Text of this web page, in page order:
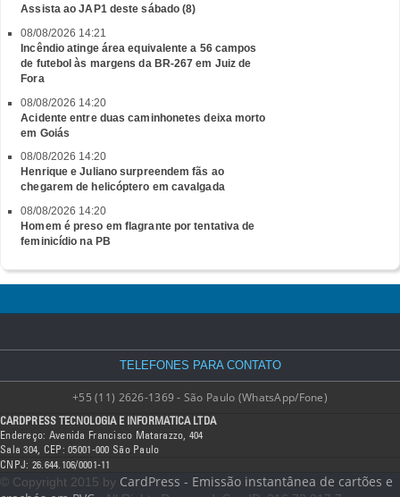
Assista ao JAP1 deste sábado (8)
08/08/2026 14:21
Incêndio atinge área equivalente a 56 campos
de futebol às margens da BR-267 em Juiz de
Fora
08/08/2026 14:20
Acidente entre duas caminhonetes deixa morto
em Goiás
08/08/2026 14:20
Henrique e Juliano surpreendem fãs ao
chegarem de helicóptero em cavalgada
08/08/2026 14:20
Homem é preso em flagrante por tentativa de
feminicídio na PB
TELEFONES PARA CONTATO
+55 (11) 2626-1369 - São Paulo (WhatsApp/Fone)
CARDPRESS TECNOLOGIA E INFORMATICA LTDA
Endereço: Avenida Francisco Matarazzo, 404
Sala 304, CEP: 05001-000 São Paulo
CNPJ: 26.644.106/0001-11
© Copyright 2015 by CardPress - Emissão instantânea de cartões e